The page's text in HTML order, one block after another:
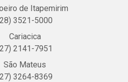
de Itapemirim
3521-5000
Cariacica
2141-7951
São Mateus
3264-8369